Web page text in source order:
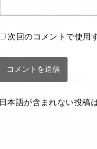
次回のコメントで使用
日本語が含まれない投稿